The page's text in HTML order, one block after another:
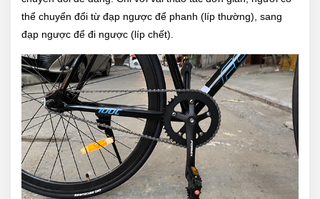
thể chuyển đổi từ đạp ngược để phanh (líp thường), sang
đạp ngược để đi ngược (líp chết).